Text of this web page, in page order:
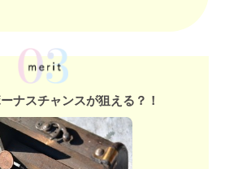
ナスチャンスが狙える？！